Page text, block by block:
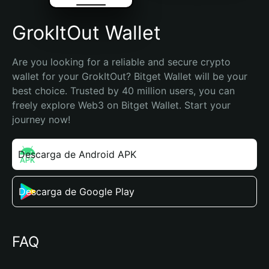
GrokItOut Wallet
Are you looking for a reliable and secure crypto
wallet for your GrokItOut? Bitget Wallet will be your
best choice. Trusted by 40 million users, you can
freely explore Web3 on Bitget Wallet. Start your
journey now!
Descarga de Android APK
Descarga de Google Play
FAQ